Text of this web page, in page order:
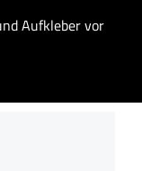
Aufkleber vor